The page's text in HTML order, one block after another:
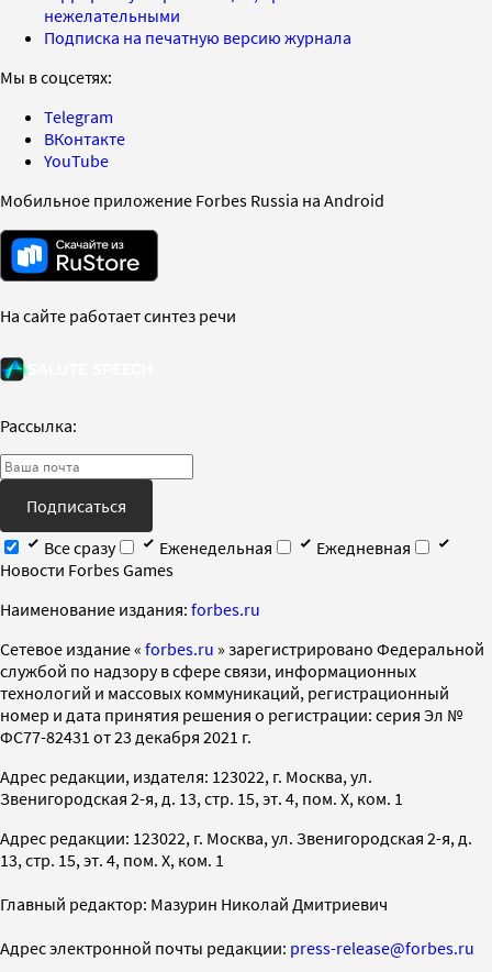
нежелательными
Подписка на печатную версию журнала
Мы в соцсетях:
Telegram
ВКонтакте
YouTube
Мобильное приложение Forbes Russia на Android
На сайте работает синтез речи
Рассылка:
Подписаться
Все сразу
Еженедельная
Ежедневная
Новости Forbes Games
Наименование издания: forbes.ru
Cетевое издание « forbes.ru » зарегистрировано Федеральной
службой по надзору в сфере связи, информационных
технологий и массовых коммуникаций, регистрационный
номер и дата принятия решения о регистрации: серия Эл №
ФС77-82431 от 23 декабря 2021 г.
Адрес редакции, издателя: 123022, г. Москва, ул.
Звенигородская 2-я, д. 13, стр. 15, эт. 4, пом. X, ком. 1
Адрес редакции: 123022, г. Москва, ул. Звенигородская 2-я, д.
13, стр. 15, эт. 4, пом. X, ком. 1
Главный редактор: Мазурин Николай Дмитриевич
Адрес электронной почты редакции: press-release@forbes.ru